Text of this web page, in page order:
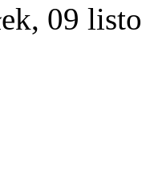
09